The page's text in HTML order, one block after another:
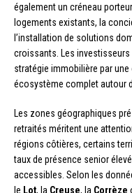
également un créneau
logements existants, la
l’installation de solutions
croissants. Les
stratégie immobilière par
écosystème complet autour
Les zones géographiques
retraités méritent une
régions côtières, certains
taux de présence senior
accessibles. Selon les
le Lot, la Creuse, la Corrèze